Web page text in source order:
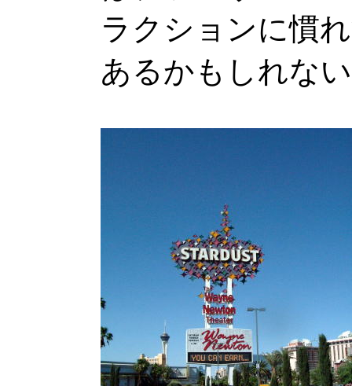
ラクションに慣
あるかもしれな